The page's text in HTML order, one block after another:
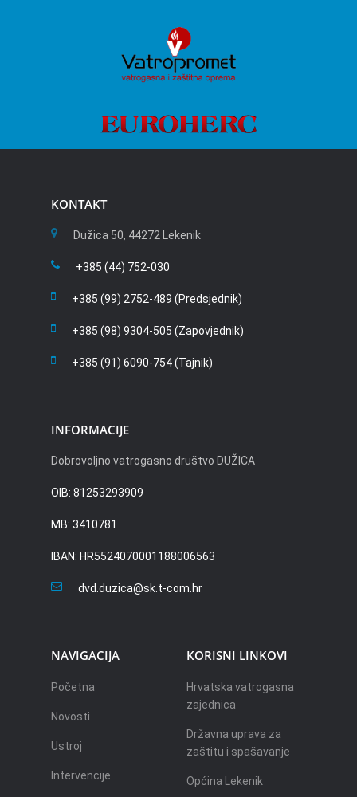
KONTAKT
Dužica 50, 44272 Lekenik
+385 (44) 752-030
+385 (99) 2752-489 (Predsjednik)
+385 (98) 9304-505 (Zapovjednik)
+385 (91) 6090-754 (Tajnik)
INFORMACIJE
Dobrovoljno vatrogasno društvo DUŽICA
OIB: 81253293909
MB: 3410781
IBAN: HR5524070001188006563
dvd.duzica@sk.t-com.hr
NAVIGACIJA
Početna
Novosti
Ustroj
Intervencije
KORISNI LINKOVI
Hrvatska vatrogasna
zajednica
Državna uprava za
zaštitu i spašavanje
Općina Lekenik